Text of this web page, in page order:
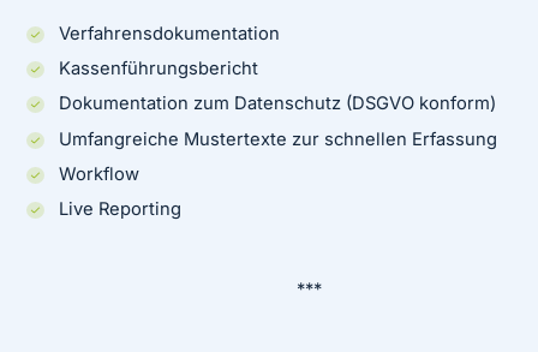
Verfahrensdokumentation
Kassenführungsbericht
Dokumentation zum Datenschutz (DSGVO konform)
Umfangreiche Mustertexte zur schnellen Erfassung
Workflow
Live Reporting
***